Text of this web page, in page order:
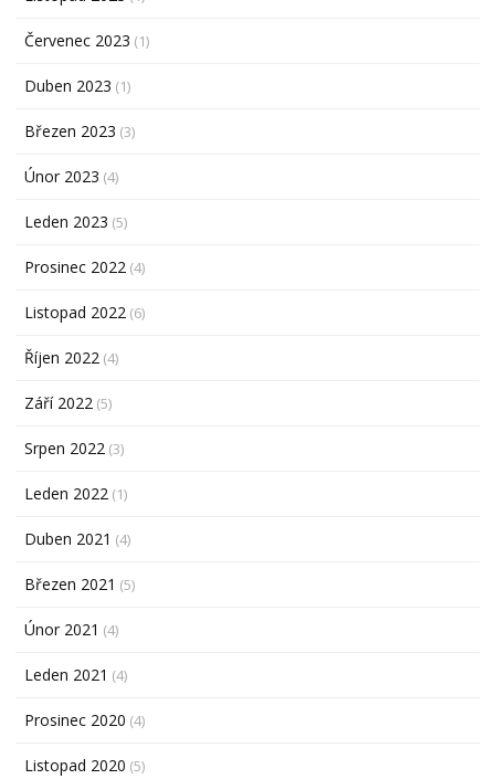
Červenec 2023 (1)
Duben 2023 (1)
Březen 2023 (3)
Únor 2023 (4)
Leden 2023 (5)
Prosinec 2022 (4)
Listopad 2022 (6)
Říjen 2022 (4)
Září 2022 (5)
Srpen 2022 (3)
Leden 2022 (1)
Duben 2021 (4)
Březen 2021 (5)
Únor 2021 (4)
Leden 2021 (4)
Prosinec 2020 (4)
Listopad 2020 (5)